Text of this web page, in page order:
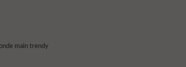
main trendy